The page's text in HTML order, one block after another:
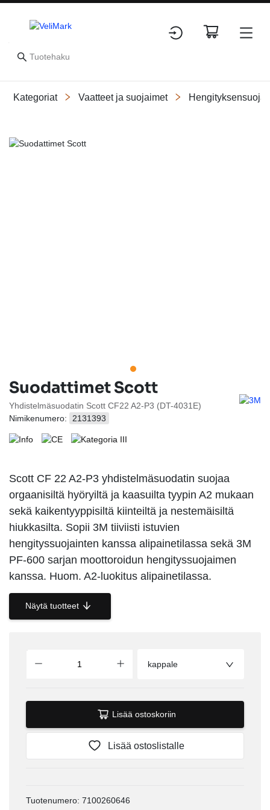
Kategoriat Vaatteet ja suojaimet
Slide 1 of 1
Suodattimet Scott
Yhdistelmäsuodatin Scott CF22 A2-P3 (DT-4031E)
Nimikenumero:
2131393
Scott CF 22 A2-P3 yhdistelmäsuodatin suojaa
orgaanisiltä hyöryiltä ja kaasuilta tyypin A2 mukaan
sekä kaikentyyppisiltä kiinteiltä ja nestemäisiltä
hiukkasilta. Sopii 3M tiiviisti istuvien
hengityssuojainten kanssa alipainetilassa sekä 3M
PF-600 sarjan moottoroidun hengityssuojaimen
kanssa. Huom. A2-luokitus alipainetilassa.
Näytä tuotteet
kappale
Lisää ostoskoriin
Lisää ostoslistalle
Tuotenumero: 7100260646